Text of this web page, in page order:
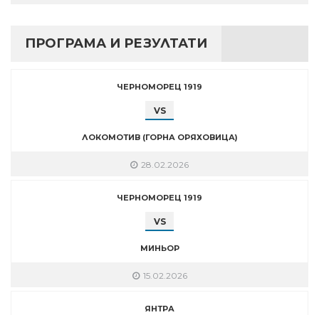
ПРОГРАМА И РЕЗУЛТАТИ
ЧЕРНОМОРЕЦ 1919
VS
ЛОКОМОТИВ (ГОРНА ОРЯХОВИЦА)
28.02.2026
ЧЕРНОМОРЕЦ 1919
VS
МИНЬОР
15.02.2026
ЯНТРА